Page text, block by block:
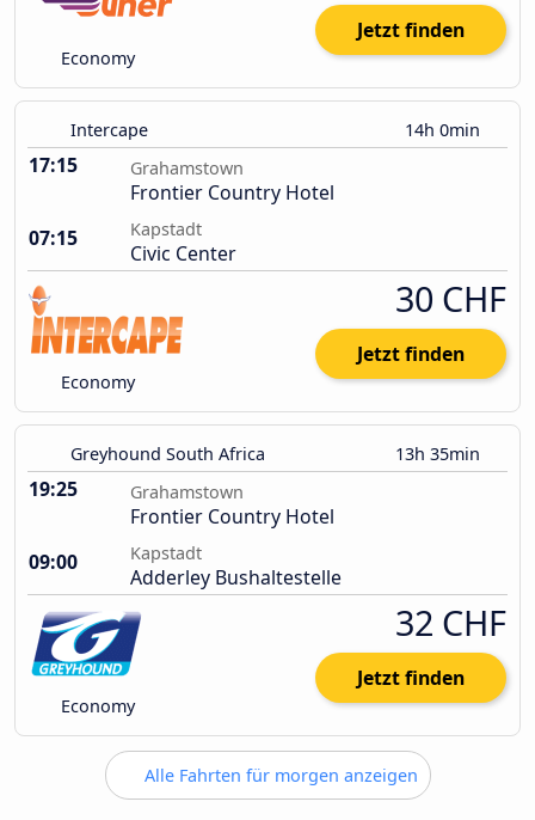
Economy
Jetzt finden
Intercape 14h 0min
17:15 Grahamstown
Frontier Country Hotel
07:15
Kapstadt
Civic Center
Economy
30 CHF
Jetzt finden
Greyhound South Africa 13h 35min
19:25 Grahamstown
Frontier Country Hotel
09:00
Kapstadt
Adderley Bushaltestelle
Economy
32 CHF
Jetzt finden
Alle Fahrten für morgen anzeigen